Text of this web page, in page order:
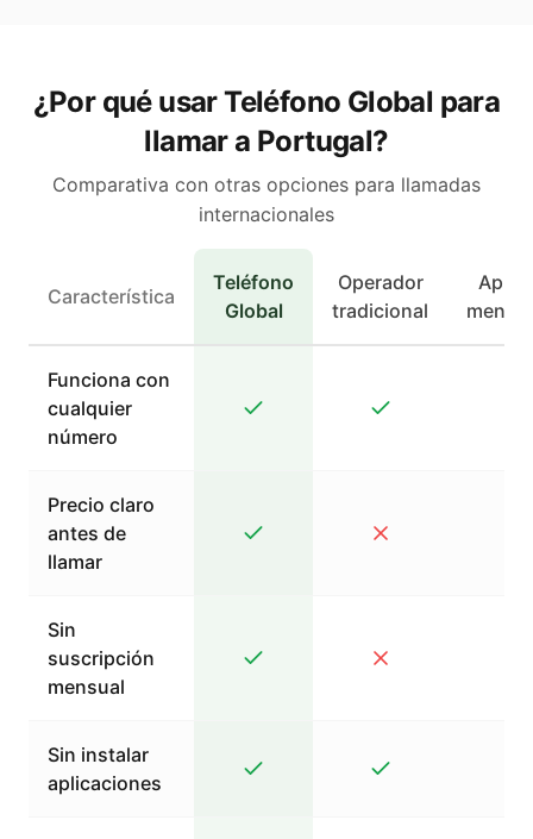
¿Por qué usar Teléfono Global para
llamar a Portugal?
Comparativa con otras opciones para llamadas
internacionales
Característica
Teléfono
Global
Operador
tradicional
Apps
Funciona con
cualquier
número
Precio claro
antes de
llamar
Sin
suscripción
mensual
Sin instalar
aplicaciones